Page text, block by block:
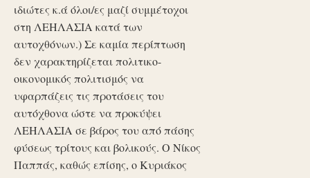
ιδιώτες κ.ά όλοι/ες μαζί συμμέτοχοι
στη ΛΕΗΛΑΣΙΑ κατά των
αυτοχθόνων.) Σε καμία περίπτωση
δεν χαρακτηρίζεται πολιτικο-
οικονομικός πολιτισμός να
υφαρπάζεις τις προτάσεις του
αυτόχθονα ώστε να προκύψει
ΛΕΗΛΑΣΙΑ σε βάρος του από πάσης
φύσεως τρίτους και βολικούς. Ο Νίκος
Παππάς, καθώς επίσης, ο Κυριάκος